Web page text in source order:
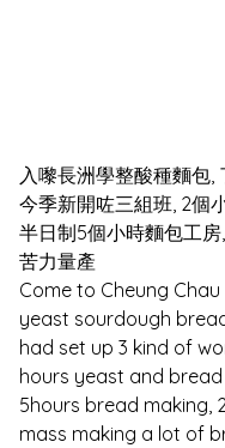
入嚟長洲學整酸種麵包,
今季新開咗三組班, 2個
半日制5個小時麵包工房
苦力量產
Come to Cheung
yeast sourdough
had set up 3 kind of
hours yeast and
5hours bread making,
mass making a lot of